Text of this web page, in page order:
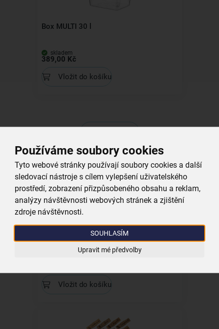
Používáme soubory cookies
Tyto webové stránky používají soubory cookies a další
sledovací nástroje s cílem vylepšení uživatelského
prostředí, zobrazení přizpůsobeného obsahu a reklam,
analýzy návštěvnosti webových stránek a zjištění
zdroje návštěvnosti.
SOUHLASÍM
Upravit mé předvolby
Box MULTI 30 l
skladem
389,00 Kč
Vložit do košíku
Související produkty
Gumičky pr. 3,5 cm 200 ks
Vložit do košíku